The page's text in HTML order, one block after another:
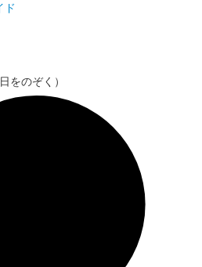
ド
をのぞく）